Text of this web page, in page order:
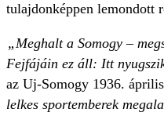
tulajdonképpen lemondott
„Meghalt a Somogy –
Fejfájáin ez áll: Itt
az Uj-Somogy 1936.
lelkes sportemberek